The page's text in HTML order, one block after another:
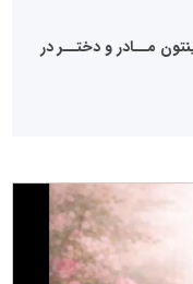
مــادر و دختــر در